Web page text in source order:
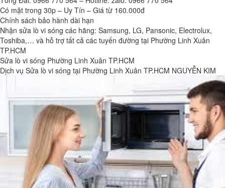
Có mặt trong 30p – Uy Tín – Giá từ 160.000đ
Chính sách bảo hành dài hạn
Nhận sửa lò vi sóng các hãng: Samsung, LG, Pansonic, Electrolux,
Toshiba,… và hỗ trợ tất cả các tuyến đường tại Phường Linh Xuân
TP.HCM
Sửa lò vi sóng Phường Linh Xuân TP.HCM
Dịch vụ Sửa lò vi sóng tại Phường Linh Xuân TP.HCM NGUYỄN KIM